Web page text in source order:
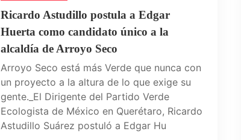
Ricardo Astudillo postula a Edgar
Huerta como candidato único a la
alcaldía de Arroyo Seco
Arroyo Seco está más Verde que nunca con
un proyecto a la altura de lo que exige su
gente._El Dirigente del Partido Verde
Ecologista de México en Querétaro, Ricardo
Astudillo Suárez postuló a Edgar Hu